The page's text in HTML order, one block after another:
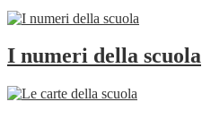
I numeri della scuola